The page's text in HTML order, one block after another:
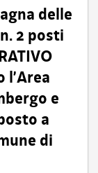
delle
2 posti
l’Area
e
a
di